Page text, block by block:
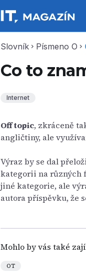
Slovník chevron_right Písmeno O chevron_right
Co to
Internet
Off topic, zkráceně
angličtiny, ale
Výraz by se dal
kategorii na různých
jiné kategorie, ale
autora příspěvku, že
Mohlo by vás také
OT